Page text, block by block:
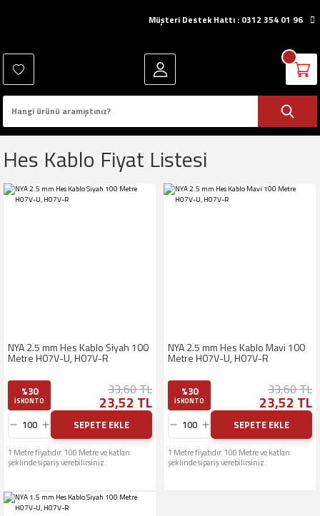
Müşteri Destek Hattı : 0312 354 01 96
Hes Kablo Fiyat Listesi
NYA 2.5 mm Hes Kablo Siyah 100
Metre H07V-U, H07V-R
%30
ISKONTO
33,60 TL
23,52 TL
SEPETE EKLE
1 Metre fiyatıdır. 100 Metre ve katları
şeklinde sipariş verebilirsiniz.
NYA 2.5 mm Hes Kablo Mavi 100
Metre H07V-U, H07V-R
%30
ISKONTO
33,60 TL
23,52 TL
SEPETE EKLE
1 Metre fiyatıdır. 100 Metre ve katları
şeklinde sipariş verebilirsiniz.